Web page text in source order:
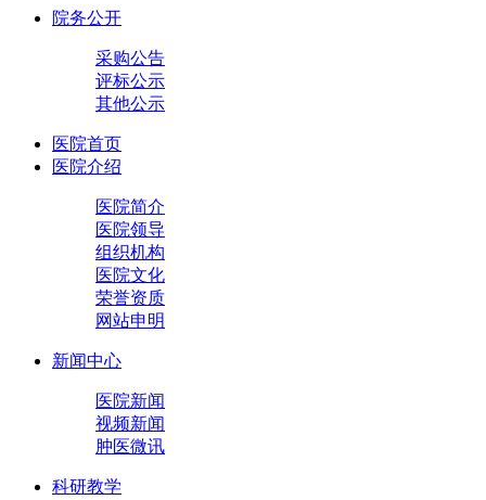
院务公开
采购公告
评标公示
其他公示
医院首页
医院介绍
医院简介
医院领导
组织机构
医院文化
荣誉资质
网站申明
新闻中心
医院新闻
视频新闻
肿医微讯
科研教学